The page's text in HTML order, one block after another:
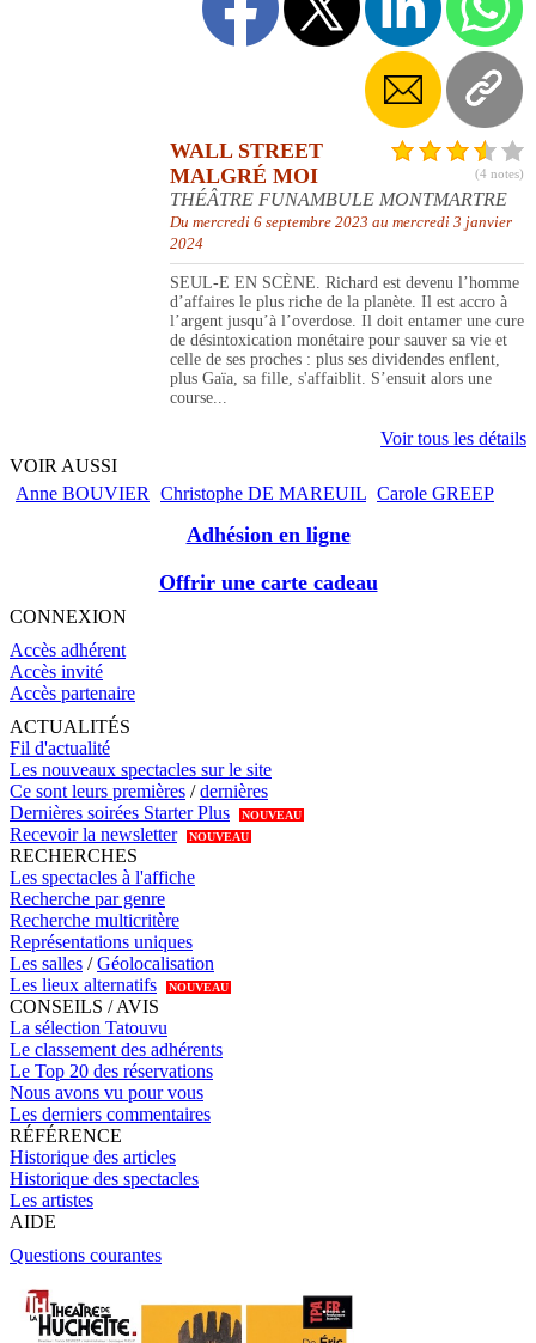
(4 notes)
WALL STREET
MALGRÉ MOI
THÉÂTRE FUNAMBULE MONTMARTRE
Du mercredi 6 septembre 2023 au mercredi 3 janvier
2024
SEUL-E EN SCÈNE. Richard est devenu l’homme
d’affaires le plus riche de la planète. Il est accro à
l’argent jusqu’à l’overdose. Il doit entamer une cure
de désintoxication monétaire pour sauver sa vie et
celle de ses proches : plus ses dividendes enflent,
plus Gaïa, sa fille, s'affaiblit. S’ensuit alors une
course...
Voir tous les détails
VOIR AUSSI
Anne BOUVIER
Christophe DE MAREUIL Carole GREEP
Adhésion en ligne
Offrir une carte cadeau
CONNEXION
Accès adhérent
Accès invité
Accès partenaire
ACTUALITÉS
Fil d'actualité
Les nouveaux spectacles sur le site
Ce sont leurs premières /dernières
Dernières soirées Starter Plus
NOUVEAU
Recevoir la newsletter NOUVEAU
RECHERCHES
Les spectacles à l'affiche
Recherche par genre
Recherche multicritère
Représentations uniques
Les salles /Géolocalisation
Les lieux alternatifs
NOUVEAU
CONSEILS / AVIS
La sélection Tatouvu
Le classement des adhérents
Le Top 20 des réservations
Nous avons vu pour vous
Les derniers commentaires
RÉFÉRENCE
Historique des articles
Historique des spectacles
Les artistes
AIDE
Questions courantes